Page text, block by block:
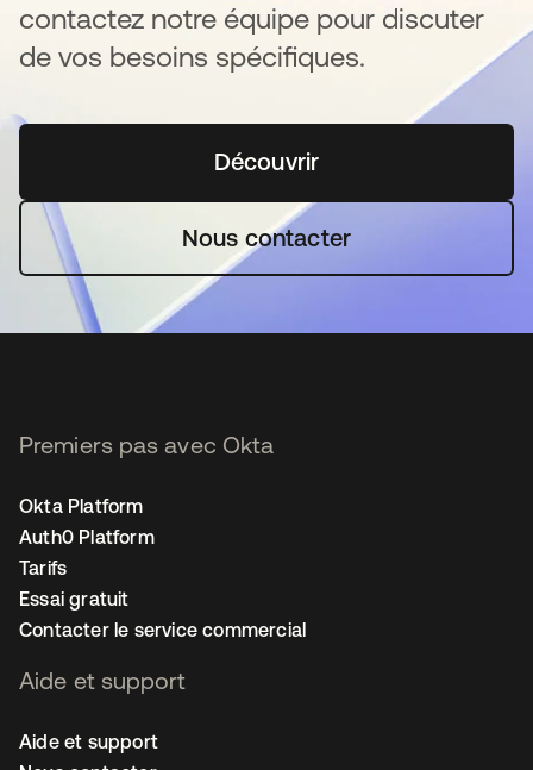
contactez notre équipe pour discuter
de vos besoins spécifiques.
Découvrirs’ouvre dans un nouvel
Nous contacter
Premiers pas avec Okta
Okta Platform
Auth0 Platform
Tarifs
Essai gratuit
Contacter le service commercial
Aide et support
Aide et support